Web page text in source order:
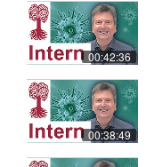
00:42:36
00:38:49